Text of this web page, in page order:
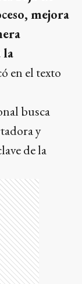
mejora
la
en el texto
busca
y
de la